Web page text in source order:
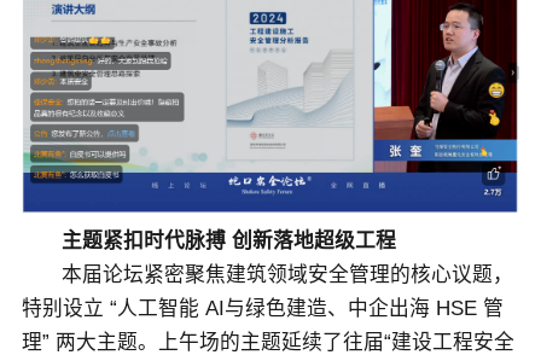
主题紧扣时代脉搏 创新落地超级工程
本届论坛紧密聚焦建筑领域安全管理的核心议题，
特别设立 “人工智能 AI与绿色建造、中企出海 HSE 管
理” 两大主题。上午场的主题延续了往届“建设工程安全